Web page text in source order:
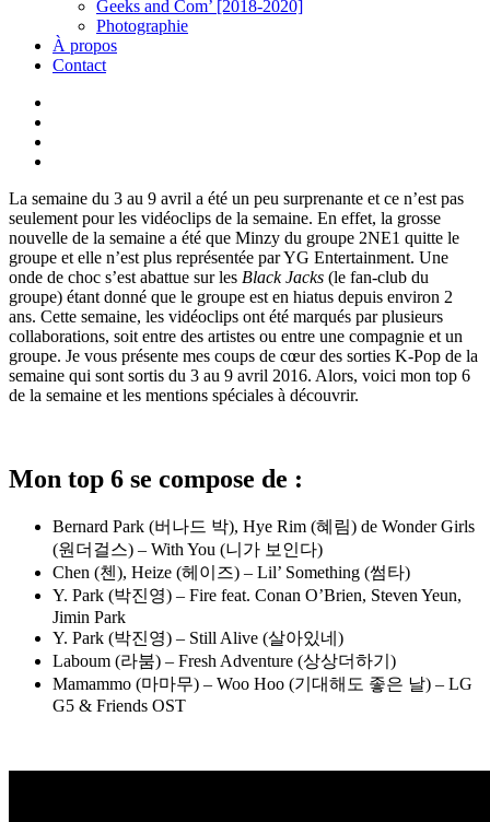
Geeks and Com’ [2018-2020]
Photographie
À propos
Contact
La semaine du 3 au 9 avril a été un peu surprenante et ce n’est pas
seulement pour les vidéoclips de la semaine. En effet, la grosse
nouvelle de la semaine a été que Minzy du groupe 2NE1 quitte le
groupe et elle n’est plus représentée par YG Entertainment. Une
onde de choc s’est abattue sur les Black Jacks (le fan-club du
groupe) étant donné que le groupe est en hiatus depuis environ 2
ans. Cette semaine, les vidéoclips ont été marqués par plusieurs
collaborations, soit entre des artistes ou entre une compagnie et un
groupe. Je vous présente mes coups de cœur des sorties K-Pop de la
semaine qui sont sortis du 3 au 9 avril 2016. Alors, voici mon top 6
de la semaine et les mentions spéciales à découvrir.
Mon top 6 se compose de :
Bernard Park (버나드 박), Hye Rim (혜림) de Wonder Girls
(원더걸스) – With You (니가 보인다)
Chen (첸), Heize (헤이즈) – Lil’ Something (썸타)
Y. Park (박진영) – Fire feat. Conan O’Brien, Steven Yeun,
Jimin Park
Y. Park (박진영) – Still Alive (살아있네)
Laboum (라붐) – Fresh Adventure (상상더하기)
Mamammo (마마무) – Woo Hoo (기대해도 좋은 날) – LG
G5 & Friends OST